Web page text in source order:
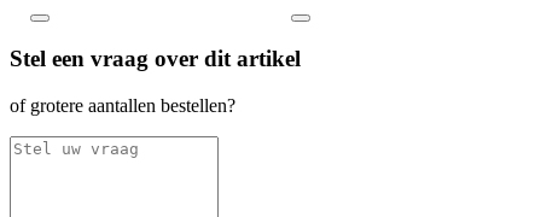
Stel een vraag over dit artikel
of grotere aantallen bestellen?